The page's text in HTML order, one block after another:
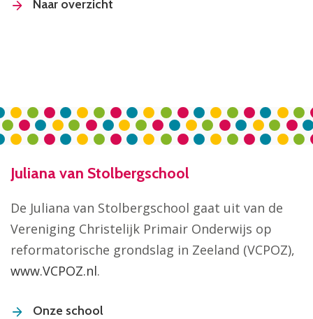
Naar overzicht
Juliana van Stolbergschool
De Juliana van Stolbergschool gaat uit van de
Vereniging Christelijk Primair Onderwijs op
reformatorische grondslag in Zeeland (VCPOZ),
www.VCPOZ.nl.
Onze school